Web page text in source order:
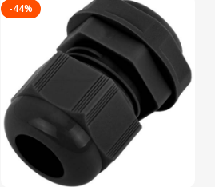
-44%